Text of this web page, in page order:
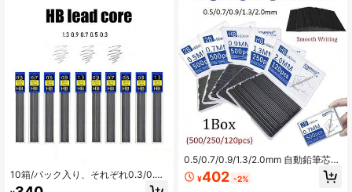
4.92
10箱/パック入り、それぞれ0.3/0.5/
0.7/0.9/1.3mmのHBえんぴつ芯が含
0.5/0.7/0.9/1.3/2.0mm 自動鉛筆芯、
500/250/120/箱 スムーズな書き心
地、90mm メカニカル鉛筆芯 描画と
¥402 -2%